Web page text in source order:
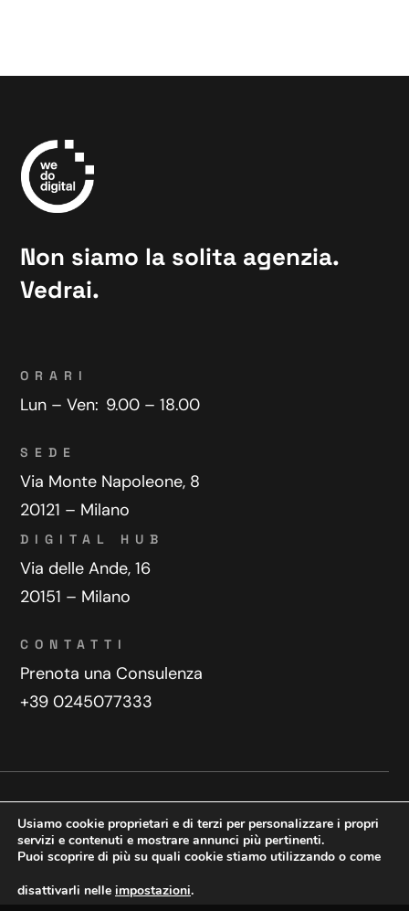
Non siamo la solita agenzia.
Vedrai.
ORARI
Lun – Ven: 9.00 – 18.00
SEDE
Via Monte Napoleone, 8
20121 – Milano
DIGITAL HUB
Via delle Ande, 16
20151 – Milano
CONTATTI
Prenota una Consulenza
+39 0245077333
Copyright © 2025 WeDoDigital
Creazione e sviluppo siti web
Usiamo cookie proprietari e di terzi per personalizzare i propri
servizi e contenuti e mostrare annunci più pertinenti.
Puoi scoprire di più su quali cookie stiamo utilizzando o come
disattivarli nelle impostazioni.